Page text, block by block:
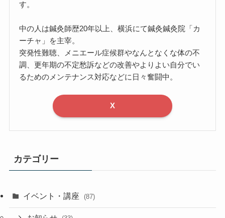
す。
中の人は鍼灸師歴20年以上、横浜にて鍼灸鍼灸院「カ
ーチャ」を主宰。
突発性難聴、メニエール症候群やなんとなくな体の不
調、更年期の不定愁訴などの改善やよりよい自分でい
るためのメンテナンス対応などに日々奮闘中。
X
カテゴリー
イベント・講座 (87)